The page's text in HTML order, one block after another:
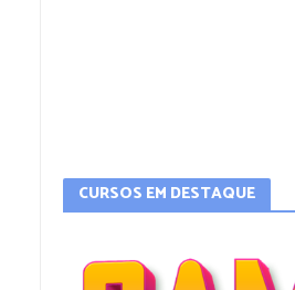
CURSOS EM DESTAQUE